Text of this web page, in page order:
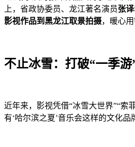
上，省政协委员、龙江著名演员张译
影视作品到黑龙江取景拍摄，暖心
不止冰雪：打破“一季
近年来，影视凭借“冰雪大世界”“索
有‘哈尔滨之夏’音乐会这样的文化